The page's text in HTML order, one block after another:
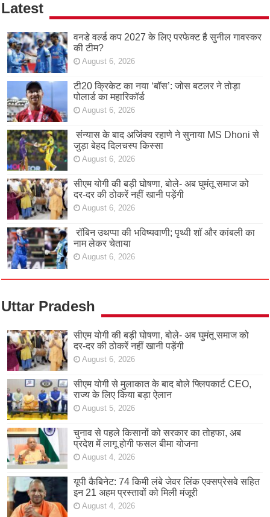
Latest
वनडे वर्ल्ड कप 2027 के लिए परफेक्ट है सुनील गावस्कर
की टीम?
August 6, 2026
टी20 क्रिकेट का नया ‘बॉस’: जोस बटलर ने तोड़ा
पोलार्ड का महारिकॉर्ड
August 6, 2026
संन्यास के बाद अजिंक्‍य रहाणे ने सुनाया MS Dhoni से
जुड़ा बेहद दिलचस्प किस्सा
August 6, 2026
सीएम योगी की बड़ी घोषणा, बोले- अब घुमंतू समाज को
दर-दर की ठोकरें नहीं खानी पड़ेंगी
August 6, 2026
रॉबिन उथप्पा की भविष्यवाणी; पृथ्वी शॉ और कांबली का
नाम लेकर चेताया
August 6, 2026
Uttar Pradesh
सीएम योगी की बड़ी घोषणा, बोले- अब घुमंतू समाज को
दर-दर की ठोकरें नहीं खानी पड़ेंगी
August 6, 2026
सीएम योगी से मुलाकात के बाद बोले फ्लिपकार्ट CEO,
राज्य के लिए किया बड़ा ऐलान
August 5, 2026
चुनाव से पहले किसानों को सरकार का तोहफा, अब
प्रदेश में लागू होगी फसल बीमा योजना
August 4, 2026
यूपी कैबिनेट: 74 किमी लंबे जेवर लिंक एक्सप्रेसवे सहित
इन 21 अहम प्रस्तावों को मिली मंजूरी
August 4, 2026